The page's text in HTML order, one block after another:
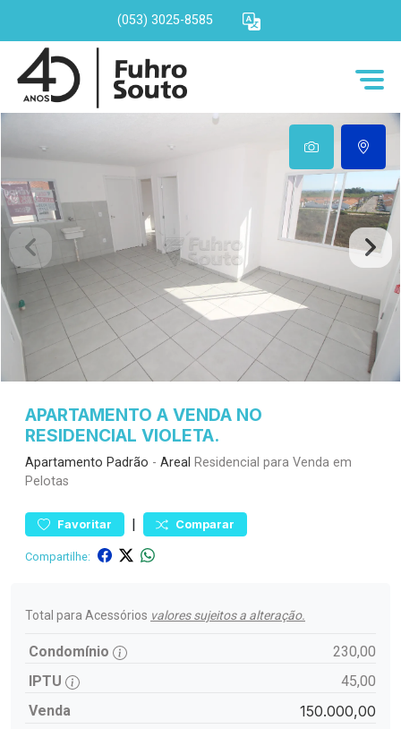
(053) 3025-8585
APARTAMENTO A VENDA NO
RESIDENCIAL VIOLETA.
Apartamento Padrão - Areal Residencial para Venda em
Pelotas
Favoritar | Comparar
Compartilhe:
Total para Acessórios valores sujeitos a alteração.
Condomínio
230,00
IPTU
45,00
Venda
150.000,00